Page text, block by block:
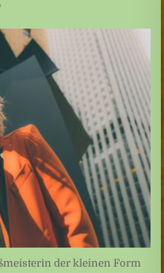
der kleinen Form